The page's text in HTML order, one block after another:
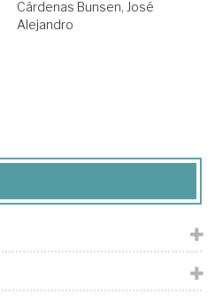
Cárdenas Bunsen, José
Alejandro